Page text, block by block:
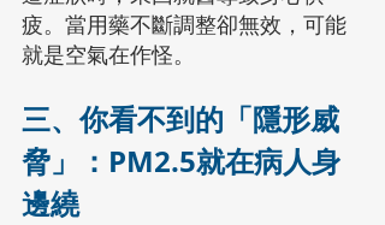
疲。當用藥不斷調整卻無效，可能
就是空氣在作怪。
三、你看不到的「隱形威
脅」：PM2.5就在病人身
邊繞